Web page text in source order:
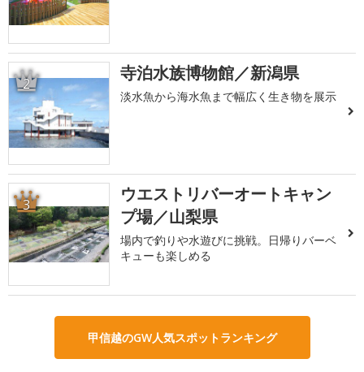
2 寺泊水族博物館／新潟県
淡水魚から海水魚まで幅広く生き物を展示
3
ウエストリバーオートキャン
プ場／山梨県
場内で釣りや水遊びに挑戦。日帰りバーベ
キューも楽しめる
甲信越のGW人気スポットランキング